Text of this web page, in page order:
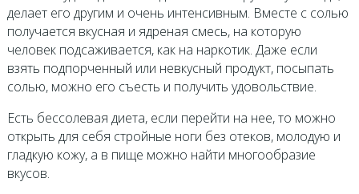
делает его другим и очень интенсивным. Вместе с солью
получается вкусная и ядреная смесь, на которую
человек подсаживается, как на наркотик. Даже если
взять подпорченный или невкусный продукт, посыпать
солью, можно его съесть и получить удовольствие.
Есть бессолевая диета, если перейти на нее, то можно
открыть для себя стройные ноги без отеков, молодую и
гладкую кожу, а в пище можно найти многообразие
вкусов.